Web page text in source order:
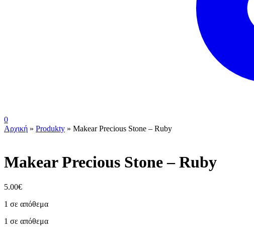
0
Αρχική » Produkty » Makear Precious Stone – Ruby
Makear Precious Stone – Ruby
5.00€
1 σε απόθεμα
1 σε απόθεμα